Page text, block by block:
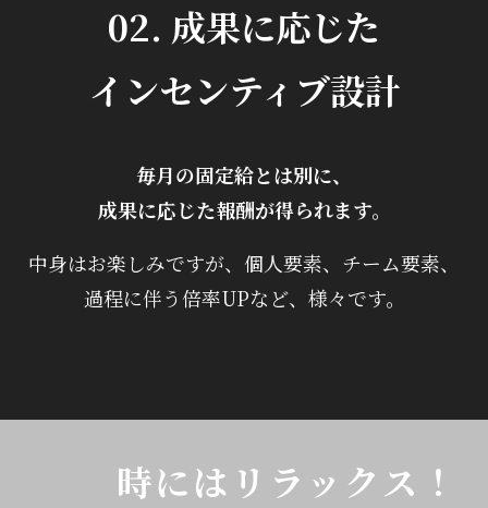
02. 成果に応じた
インセンティブ設計
毎月の固定給とは別に、
成果に応じた報酬が得られます。
中身はお楽しみですが、個人要素、チーム要素、
過程に伴う倍率UPなど、様々です。
時にはリラックス！